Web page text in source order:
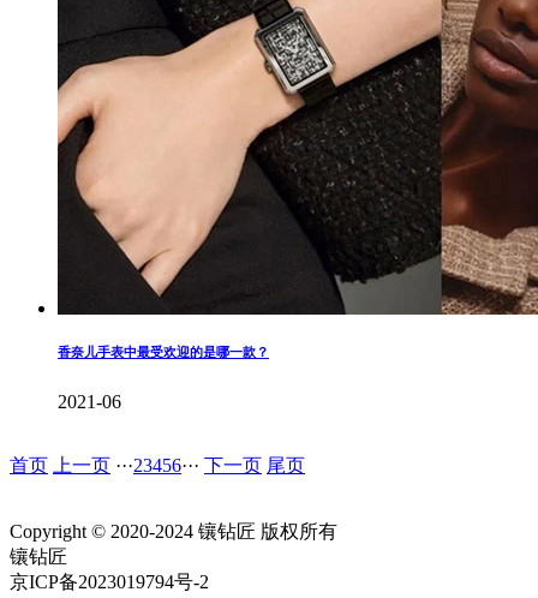
香奈儿手表中最受欢迎的是哪一款？
2021-06
首页 上一页 ···23456··· 下一页 尾页
Copyright © 2020-2024 镶钻匠 版权所有
镶钻匠
京ICP备2023019794号-2